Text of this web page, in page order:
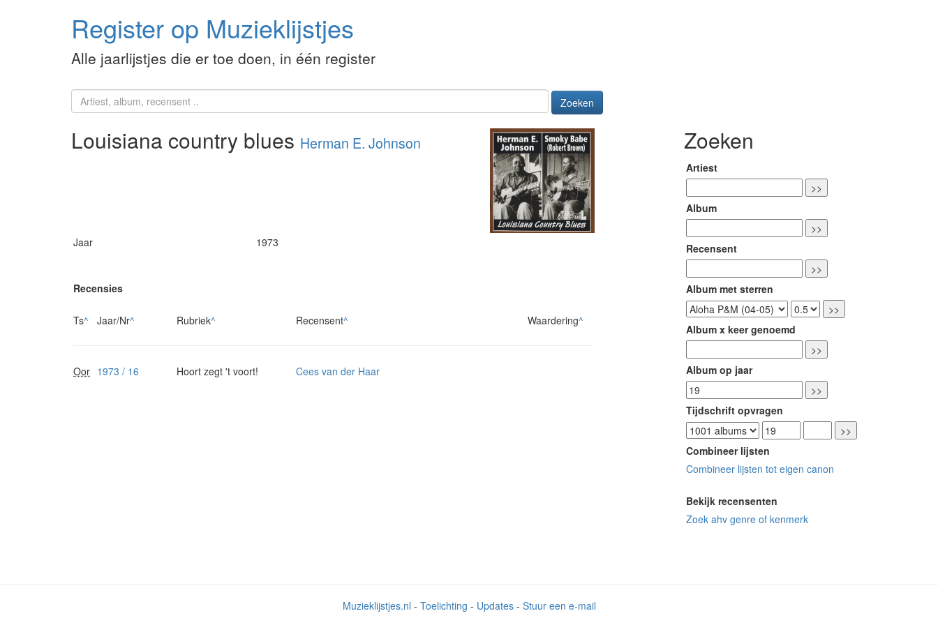
Register op Muzieklijstjes
Alle jaarlijstjes die er toe doen, in één register
Zoeken
Louisiana country blues Herman E. Johnson
Jaar 1973
Recensies
Ts^ Jaar/Nr^ Rubriek^ Recensent^ Waardering^
Oor 1973 / 16 Hoort zegt 't voort! Cees van der Haar
Zoeken
Artiest
Album
Recensent
Album met sterren
Album x keer genoemd
Album op jaar
Tijdschrift opvragen
Combineer lijsten
Combineer lijsten tot eigen canon
Bekijk recensenten
Zoek ahv genre of kenmerk
Muzieklijstjes.nl - Toelichting - Updates- Stuur een e-mail